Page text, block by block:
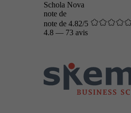
Schola Nova
note de
note de 4.82/5
4.8 — 73 avis